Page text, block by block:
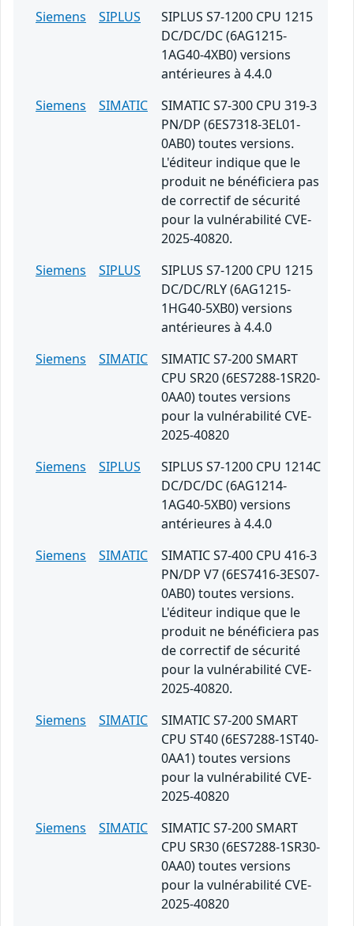
Siemens
SIPLUS
SIPLUS S7-1200 CPU 1215
DC/DC/DC (6AG1215-
1AG40-4XB0) versions
antérieures à 4.4.0
Siemens
SIMATIC
SIMATIC S7-300 CPU 319-3
PN/DP (6ES7318-3EL01-
0AB0) toutes versions.
L'éditeur indique que le
produit ne bénéficiera pas
de correctif de sécurité
pour la vulnérabilité CVE-
2025-40820.
Siemens
SIPLUS
SIPLUS S7-1200 CPU 1215
DC/DC/RLY (6AG1215-
1HG40-5XB0) versions
antérieures à 4.4.0
Siemens
SIMATIC
SIMATIC S7-200 SMART
CPU SR20 (6ES7288-1SR20-
0AA0) toutes versions
pour la vulnérabilité CVE-
2025-40820
Siemens
SIPLUS
SIPLUS S7-1200 CPU 1214C
DC/DC/DC (6AG1214-
1AG40-5XB0) versions
antérieures à 4.4.0
Siemens
SIMATIC
SIMATIC S7-400 CPU 416-3
PN/DP V7 (6ES7416-3ES07-
0AB0) toutes versions.
L'éditeur indique que le
produit ne bénéficiera pas
de correctif de sécurité
pour la vulnérabilité CVE-
2025-40820.
Siemens
SIMATIC
SIMATIC S7-200 SMART
CPU ST40 (6ES7288-1ST40-
0AA1) toutes versions
pour la vulnérabilité CVE-
2025-40820
Siemens
SIMATIC
SIMATIC S7-200 SMART
CPU SR30 (6ES7288-1SR30-
0AA0) toutes versions
pour la vulnérabilité CVE-
2025-40820